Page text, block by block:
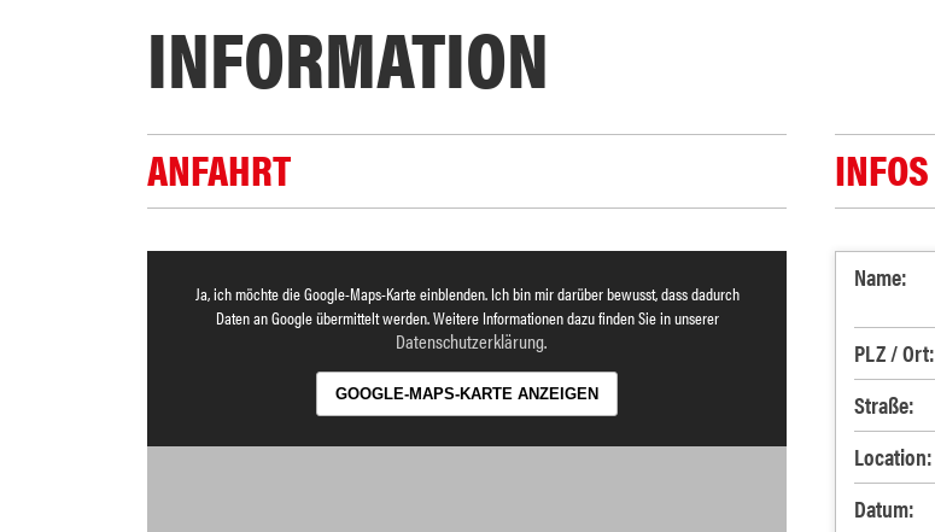
INFORMATION
ANFAHRT
Ja, ich möchte die Google-Maps-Karte einblenden. Ich bin mir darüber bewusst, dass dadurch
Daten an Google übermittelt werden. Weitere Informationen dazu finden Sie in unserer
Datenschutzerklärung.
GOOGLE-MAPS-KARTE ANZEIGEN
INFOS
Name:
PLZ / Ort:
Straße:
Location:
Datum: